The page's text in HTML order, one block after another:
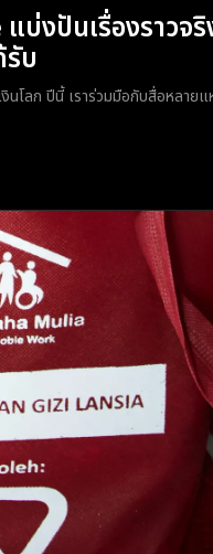
งปันเรื่องราวจ
บ
โลก ปีนี้ เราร่วมมือกับสื่อหลาย